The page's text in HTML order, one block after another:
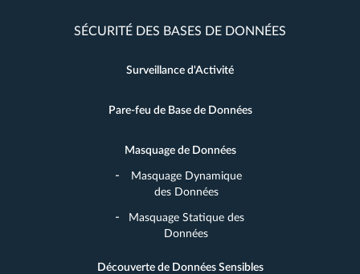
SÉCURITÉ DES BASES DE DONNÉES
Surveillance d'Activité
Pare-feu de Base de Données
Masquage de Données
Masquage Dynamique
des Données
Masquage Statique des
Données
Découverte de Données Sensibles